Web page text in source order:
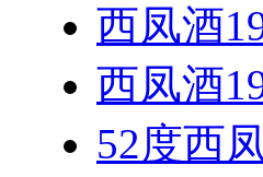
西凤酒
西凤酒
52度西